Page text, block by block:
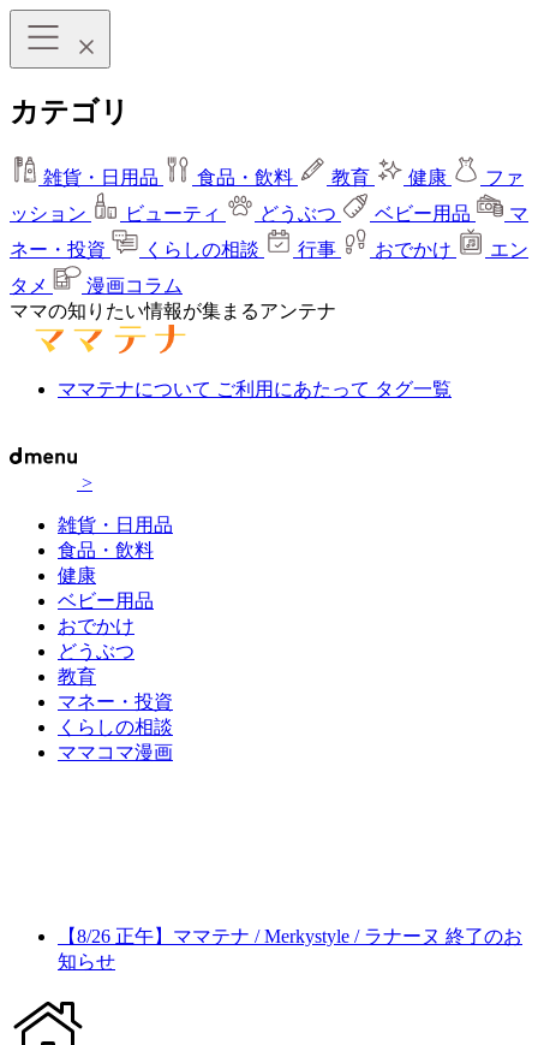
カテゴリ
雑貨・日用品 食品・飲料 教育 健康
ファ
ッション
ビューティ どうぶつ ベビー用品
マ
ネー・投資
くらしの相談 行事 おでかけ
エン
タメ
漫画コラム
ママの知りたい情報が集まるアンテナ
ママテナについて ご利用にあたって タグ一覧
>
雑貨・日用品
食品・飲料
健康
ベビー用品
おでかけ
どうぶつ
教育
マネー・投資
くらしの相談
ママコマ漫画
【8/26 正午】ママテナ / Merkystyle / ラナーヌ 終了のお
知らせ